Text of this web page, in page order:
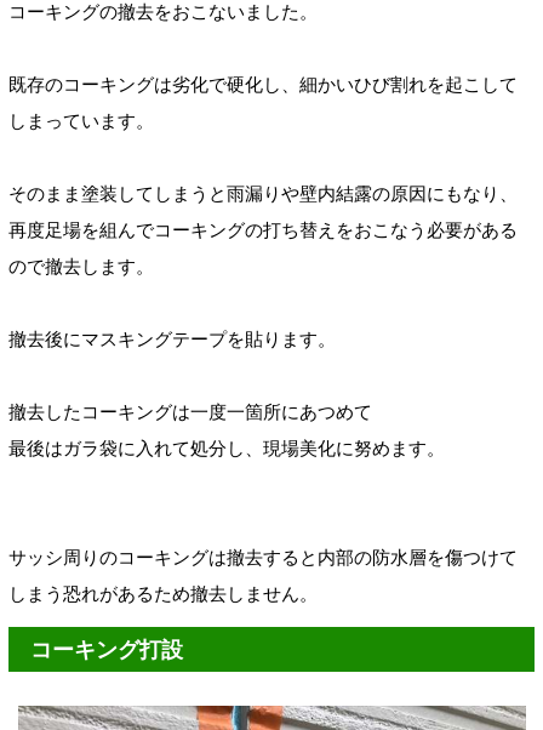
コーキングの撤去をおこないました。
既存のコーキングは劣化で硬化し、細かいひび割れを起こして
しまっています。
そのまま塗装してしまうと雨漏りや壁内結露の原因にもなり、
再度足場を組んでコーキングの打ち替えをおこなう必要がある
ので撤去します。
撤去後にマスキングテープを貼ります。
撤去したコーキングは一度一箇所にあつめて
最後はガラ袋に入れて処分し、 現場美化に努めます。
サッシ周りのコーキングは撤去すると内部の防水層を傷つけて
しまう恐れがあるため撤去しません。
コーキング打設